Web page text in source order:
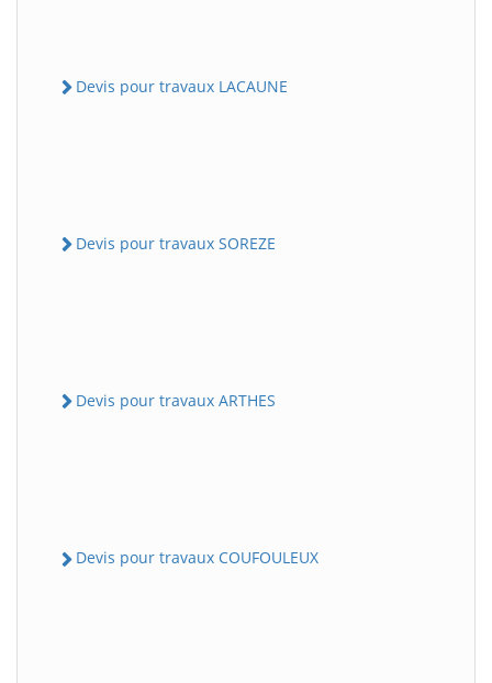
Devis pour travaux LACAUNE
Devis pour travaux SOREZE
Devis pour travaux ARTHES
Devis pour travaux COUFOULEUX